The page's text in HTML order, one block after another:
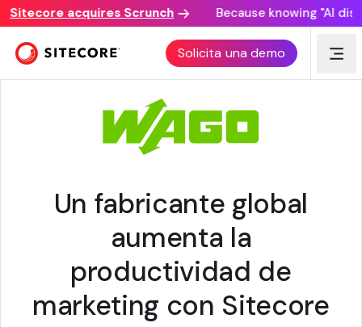
acquires Scrunch Because knowing "AI
Solicita una demo
HISTORIA DE CLIENTE
Un fabricante global
aumenta la
productividad de
marketing con Sitecore